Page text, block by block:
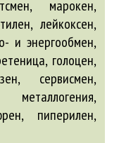
марокен,
лейкоксен,
и энергообмен,
голоцен,
сервисмен,
пиперилен,